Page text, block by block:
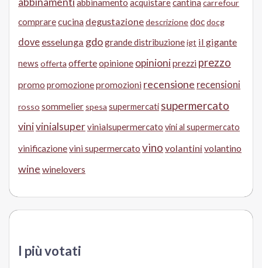
abbinamento acquistarecantina carrefour
comprarecucina degustazionedescrizionedocdocg
dove esselunga gdogrande distribuzioneigt il gigante
news offerta offerteopinione opinioniprezzi prezzo
promo promozionepromozioni recensione recensioni
rosso sommelier spesa supermercati supermercato
vinivinialsupervinialsupermercato vini al supermercato
vinificazionevini supermercato vino volantini volantino
wine winelovers
I più votati